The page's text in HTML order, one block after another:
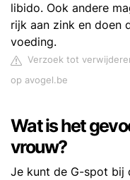
libido. Ook andere
rijk aan zink en doen
voeding.
Verzoek tot
op avogel.be
Wat is het
vrouw?
Je kunt de G-spot bij